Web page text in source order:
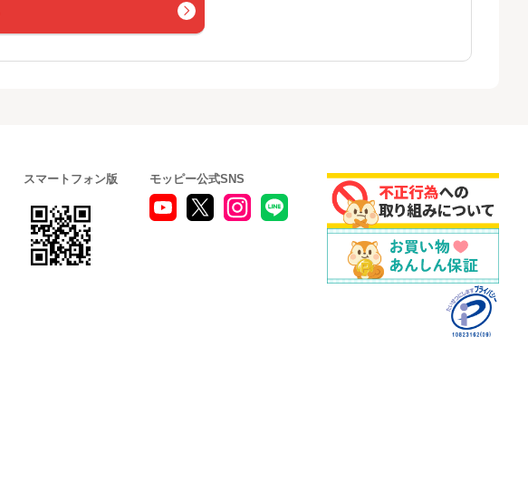
スマートフォン版 モッピー公式SNS